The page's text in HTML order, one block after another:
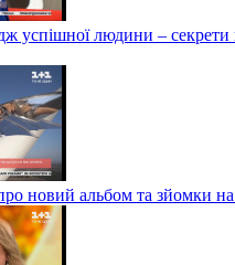
успішної людини – секрети
новий альбом та зйомки на